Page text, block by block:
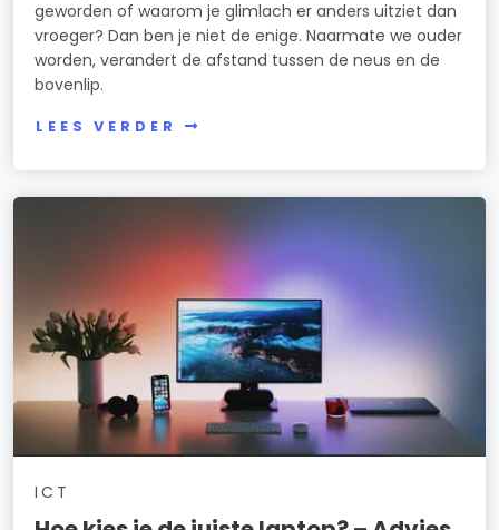
geworden of waarom je glimlach er anders uitziet dan
vroeger? Dan ben je niet de enige. Naarmate we ouder
worden, verandert de afstand tussen de neus en de
bovenlip.
LEES VERDER
ICT